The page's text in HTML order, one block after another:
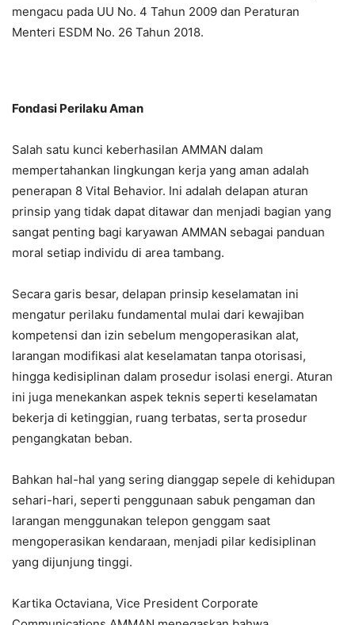
mengacu pada UU No. 4 Tahun 2009 dan Peraturan
Menteri ESDM No. 26 Tahun 2018.
Fondasi Perilaku Aman
Salah satu kunci keberhasilan AMMAN dalam
mempertahankan lingkungan kerja yang aman adalah
penerapan 8 Vital Behavior. Ini adalah delapan aturan
prinsip yang tidak dapat ditawar dan menjadi bagian yang
sangat penting bagi karyawan AMMAN sebagai panduan
moral setiap individu di area tambang.
Secara garis besar, delapan prinsip keselamatan ini
mengatur perilaku fundamental mulai dari kewajiban
kompetensi dan izin sebelum mengoperasikan alat,
larangan modifikasi alat keselamatan tanpa otorisasi,
hingga kedisiplinan dalam prosedur isolasi energi. Aturan
ini juga menekankan aspek teknis seperti keselamatan
bekerja di ketinggian, ruang terbatas, serta prosedur
pengangkatan beban.
Bahkan hal-hal yang sering dianggap sepele di kehidupan
sehari-hari, seperti penggunaan sabuk pengaman dan
larangan menggunakan telepon genggam saat
mengoperasikan kendaraan, menjadi pilar kedisiplinan
yang dijunjung tinggi.
Kartika Octaviana, Vice President Corporate